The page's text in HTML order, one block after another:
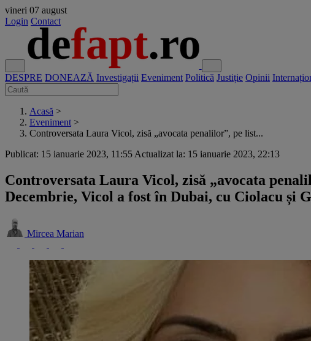
vineri 07 august
Login Contact
DESPRE DONEAZĂ Investigații Eveniment Politică Justiție Opinii
Acasă >
Eveniment >
Controversata Laura Vicol, zisă „avocata penalilor”, pe list...
Publicat: 15 ianuarie 2023, 11:55 Actualizat la: 15 ianuarie 2023, 22:13
Controversata Laura Vicol, zisă „avocata
Decembrie, Vicol a fost în Dubai, cu Ciolacu și
Mircea Marian